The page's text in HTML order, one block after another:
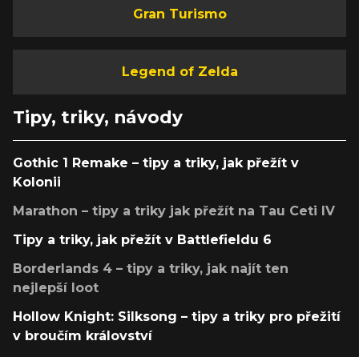
Gran Turismo
Legend of Zelda
Tipy, triky, návody
Gothic 1 Remake – tipy a triky, jak přežít v
Kolonii
Marathon – tipy a triky jak přežít na Tau Ceti IV
Tipy a triky, jak přežít v Battlefieldu 6
Borderlands 4 – tipy a triky, jak najít ten
nejlepší loot
Hollow Knight: Silksong – tipy a triky pro přežití
v broučím království